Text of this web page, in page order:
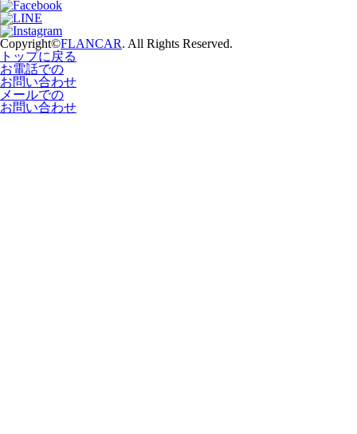
Copyright©FLANCAR. All Rights Reserved.
トップに戻る
お電話での
お問い合わせ
メールでの
お問い合わせ